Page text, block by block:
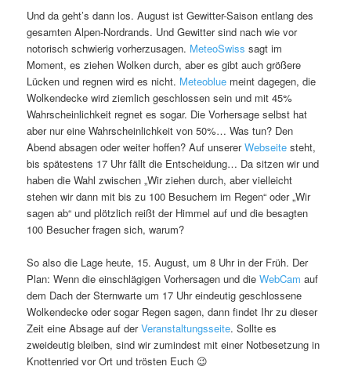
Und da geht’s dann los. August ist Gewitter-Saison entlang des
gesamten Alpen-Nordrands. Und Gewitter sind nach wie vor
notorisch schwierig vorherzusagen. MeteoSwiss sagt im
Moment, es ziehen Wolken durch, aber es gibt auch größere
Lücken und regnen wird es nicht. Meteoblue meint dagegen, die
Wolkendecke wird ziemlich geschlossen sein und mit 45%
Wahrscheinlichkeit regnet es sogar. Die Vorhersage selbst hat
aber nur eine Wahrscheinlichkeit von 50%… Was tun? Den
Abend absagen oder weiter hoffen? Auf unsererWebseite steht,
bis spätestens 17 Uhr fällt die Entscheidung… Da sitzen wir und
haben die Wahl zwischen „Wir ziehen durch, aber vielleicht
stehen wir dann mit bis zu 100 Besuchern im Regen“ oder „Wir
sagen ab“ und plötzlich reißt der Himmel auf und die besagten
100 Besucher fragen sich, warum?
So also die Lage heute, 15. August, um 8 Uhr in der Früh. Der
Plan: Wenn die einschlägigen Vorhersagen und dieWebCam auf
dem Dach der Sternwarte um 17 Uhr eindeutig geschlossene
Wolkendecke oder sogar Regen sagen, dann findet Ihr zu dieser
Zeit eine Absage auf derVeranstaltungsseite. Sollte es
zweideutig bleiben, sind wir zumindest mit einer Notbesetzung in
Knottenried vor Ort und trösten Euch 😉